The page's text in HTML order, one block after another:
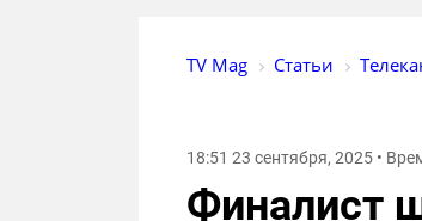
TV Mag Статьи
18:51 23 сентября, 2025 •
Финалист